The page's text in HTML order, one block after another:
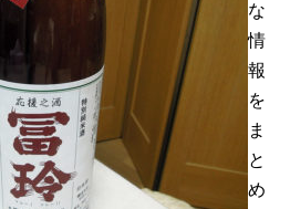
な
情
報
を
ま
と
め